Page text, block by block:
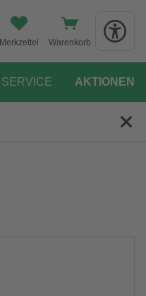
Merkzettel Warenkorb
SERVICE AKTIONEN